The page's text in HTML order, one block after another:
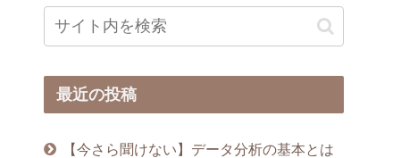
最近の投稿
【今さら聞けない】データ分析の基本とは